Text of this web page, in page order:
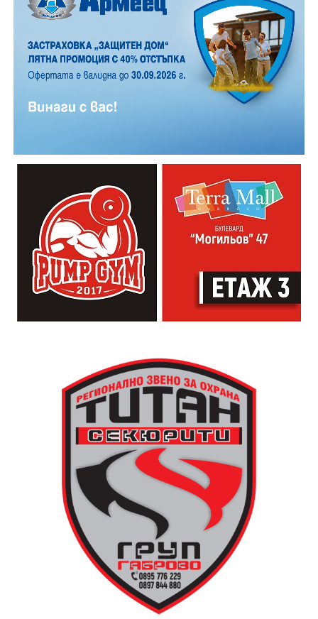
19:00ч. „Книга за книга“ – донеси книга, вземи си
друга, обсъди заглавия и автори с други читатели
20:00ч. Концерт на група МОЛЕЦ, GoGo,
Zov&Vakavliev, Toria
21:30ч. Коктейли и музика
13 АВГУСТ (четвъртък)
19:00ч Групова тренировка с Йоанна Петрова от
20:00ч. Куиз вечер за обща култура
21:30ч. Прожекция на филма “Брънч за начинаещи”
Ще бъде хубаво – не някога и някъде, а тук и сега!
които свират на китара, да се включат – независимо
от професионалното им ниво. Събитието е различно
– то не е концерт, а споделено преживяване, в което
всеки участва по свой начин. Няма сцена или
официална програма, няма предварително обявени
изпълнители и разделение между публика и
артисти. Всеки е добре дошъл да пее, свири или
просто да преживее звездопад, изпълнен с музика,
падащи звезди и желания.
транспорт до местността Градище. Електрическият
автобус ще тръгне в 19:30 ч. от пл. „Възраждане“, а
обратно към града в 00:00 ч. – от паркинга до
поляната. Вземете със себе си връхна дреха и одеяло
или шалте! За повече информация тел. 0887907075.